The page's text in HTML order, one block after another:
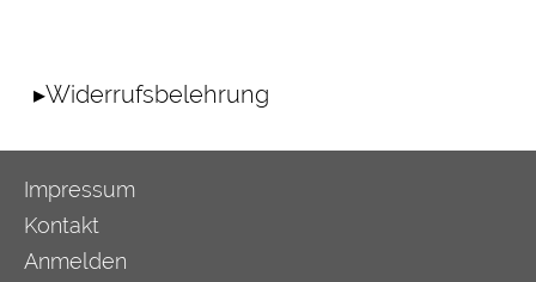
▸Widerrufsbelehrung
Impressum
Kontakt
Anmelden